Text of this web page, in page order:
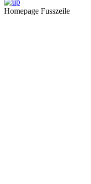
Homepage Fusszeile